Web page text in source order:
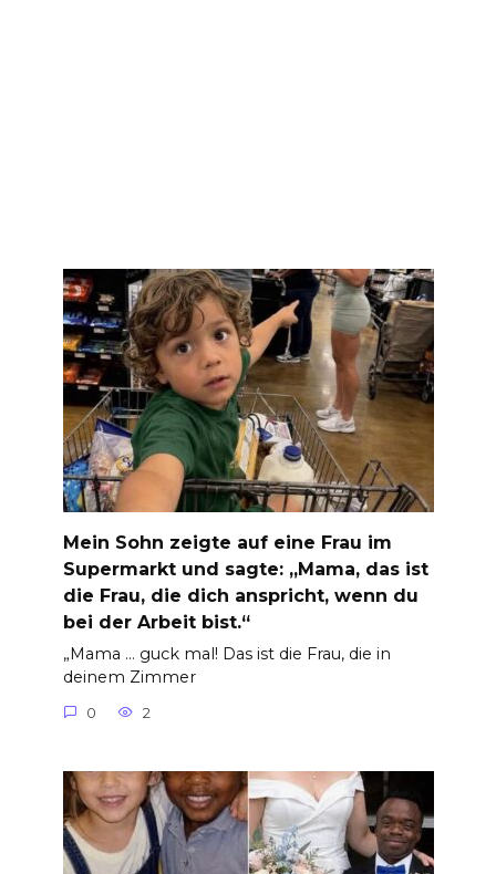
Mein Sohn zeigte auf eine Frau im
Supermarkt und sagte: „Mama, das ist
die Frau, die dich anspricht, wenn du
bei der Arbeit bist.“
„Mama … guck mal! Das ist die Frau, die in
deinem Zimmer
0 2